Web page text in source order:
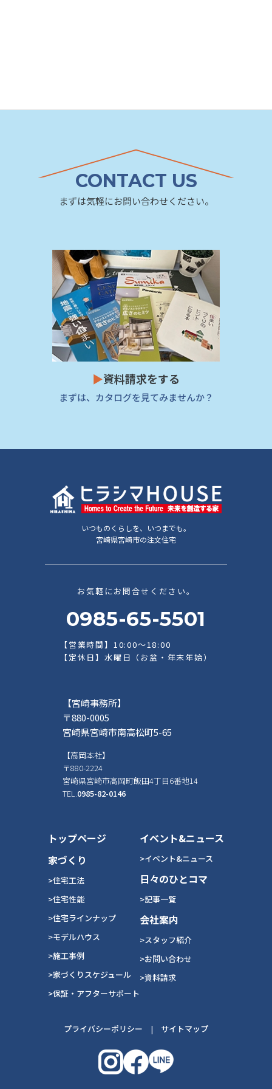
CONTACT US
まずは気軽にお問い合わせください。
▶資料請求をする
まずは、カタログを見てみませんか？
いつものくらしを、いつまでも。
宮崎県宮崎市の注文住宅
お気軽にお問合せください。
0985-65-5501
【営業時間】10:00～18:00
【定休日】水曜日（お盆・年末年始）
【宮崎事務所】
〒880-0005
宮崎県宮崎市南高松町5-65
【高岡本社】
〒880-2224
宮崎県宮崎市高岡町飯田4丁目6番地14
TEL. 0985-82-0146
トップページ
家づくり
>住宅工法
>住宅性能
>住宅ラインナップ
>モデルハウス
>施工事例
>家づくりスケジュール
>保証・アフターサポート
イベント&ニュース
>イベント&ニュース
日々のひとコマ
>記事一覧
会社案内
>スタッフ紹介
>お問い合わせ
>資料請求
プライバシーポリシー | サイトマップ